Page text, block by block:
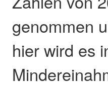
genommen
hier wird es